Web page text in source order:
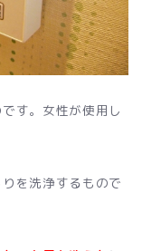
す。女性が使用し
を洗浄するもので